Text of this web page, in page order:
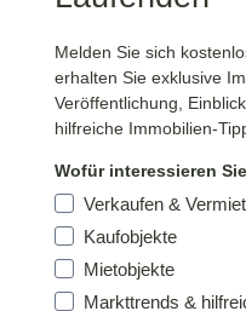
Melden Sie sich
erhalten Sie exklusive
Veröffentlichung,
hilfreiche Immobilien-
Wofür interessieren
Verkaufen &
Kaufobjekte
Mietobjekte
Markttrends &